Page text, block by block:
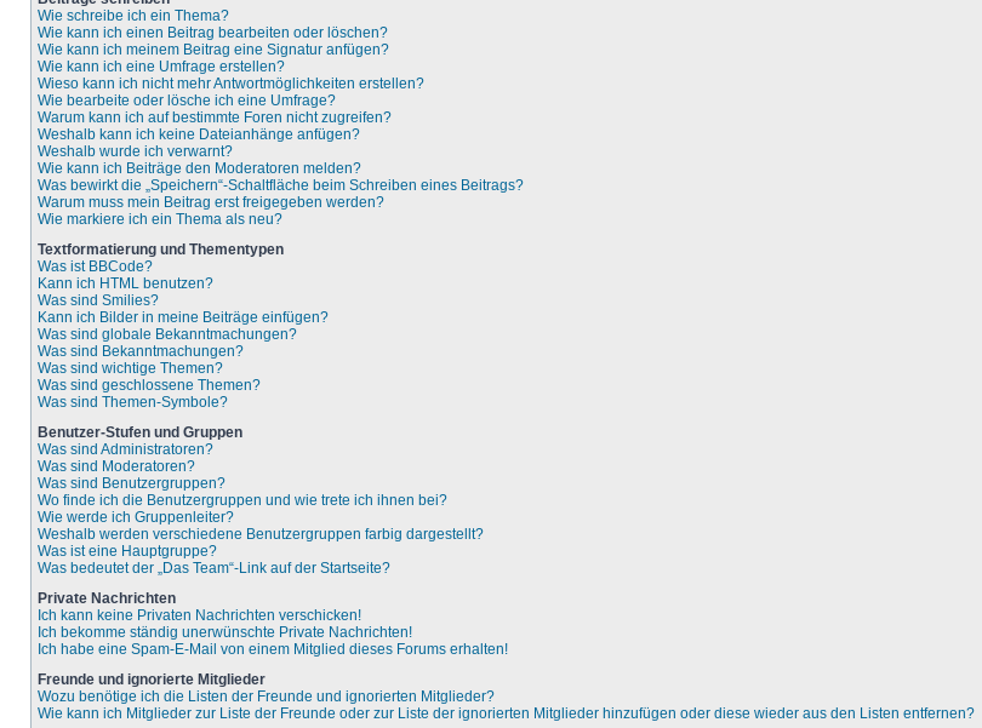
Wie schreibe ich ein Thema?
Wie kann ich einen Beitrag bearbeiten oder löschen?
Wie kann ich meinem Beitrag eine Signatur anfügen?
Wie kann ich eine Umfrage erstellen?
Wieso kann ich nicht mehr Antwortmöglichkeiten erstellen?
Wie bearbeite oder lösche ich eine Umfrage?
Warum kann ich auf bestimmte Foren nicht zugreifen?
Weshalb kann ich keine Dateianhänge anfügen?
Weshalb wurde ich verwarnt?
Wie kann ich Beiträge den Moderatoren melden?
Was bewirkt die „Speichern“-Schaltfläche beim Schreiben eines Beitrags?
Warum muss mein Beitrag erst freigegeben werden?
Wie markiere ich ein Thema als neu?
Textformatierung und Thementypen
Was ist BBCode?
Kann ich HTML benutzen?
Was sind Smilies?
Kann ich Bilder in meine Beiträge einfügen?
Was sind globale Bekanntmachungen?
Was sind Bekanntmachungen?
Was sind wichtige Themen?
Was sind geschlossene Themen?
Was sind Themen-Symbole?
Benutzer-Stufen und Gruppen
Was sind Administratoren?
Was sind Moderatoren?
Was sind Benutzergruppen?
Wo finde ich die Benutzergruppen und wie trete ich ihnen bei?
Wie werde ich Gruppenleiter?
Weshalb werden verschiedene Benutzergruppen farbig dargestellt?
Was ist eine Hauptgruppe?
Was bedeutet der „Das Team“-Link auf der Startseite?
Private Nachrichten
Ich kann keine Privaten Nachrichten verschicken!
Ich bekomme ständig unerwünschte Private Nachrichten!
Ich habe eine Spam-E-Mail von einem Mitglied dieses Forums erhalten!
Freunde und ignorierte Mitglieder
Wozu benötige ich die Listen der Freunde und ignorierten Mitglieder?
Wie kann ich Mitglieder zur Liste der Freunde oder zur Liste der ignorierten Mitglieder hinzufügen oder diese wieder aus den Listen entfernen?